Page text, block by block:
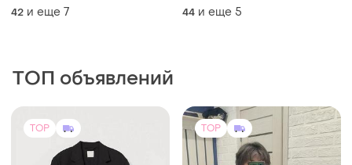
42 и еще 7 44 и еще 5
ТОП объявлений
TOP TOP